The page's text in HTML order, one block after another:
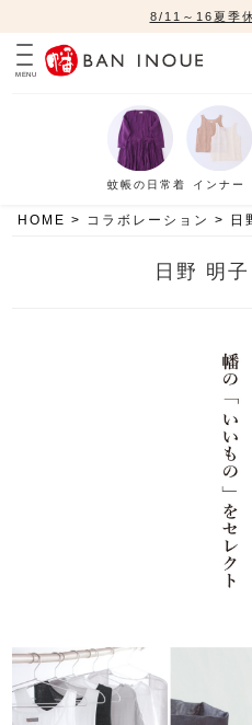
8/11～16夏季
MENU
蚊帳の日常着 インナー
HOME コラボレーション 日
日野 明